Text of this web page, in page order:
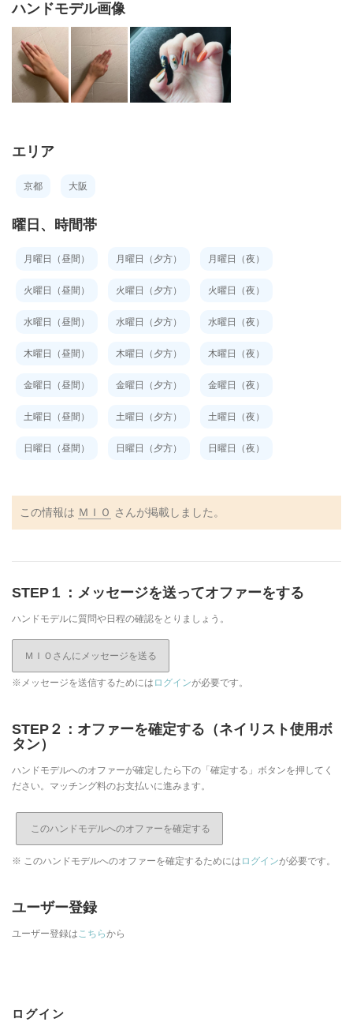
ハンドモデル画像
エリア
京都 大阪
曜日、時間帯
月曜日（昼間） 月曜日（夕方） 月曜日（夜）
火曜日（昼間） 火曜日（夕方） 火曜日（夜）
水曜日（昼間） 水曜日（夕方） 水曜日（夜）
木曜日（昼間） 木曜日（夕方） 木曜日（夜）
金曜日（昼間） 金曜日（夕方） 金曜日（夜）
土曜日（昼間） 土曜日（夕方） 土曜日（夜）
日曜日（昼間） 日曜日（夕方） 日曜日（夜）
この情報は ＭＩＯ さんが掲載しました。
STEP１：メッセージを送ってオファーをする
ハンドモデルに質問や日程の確認をとりましょう。
ＭＩＯさんにメッセージを送る
※メッセージを送信するためには ログインが必要です。
STEP２：オファーを確定する（ネイリスト使用ボ
タン）
ハンドモデルへのオファーが確定したら下の「確定する」ボタンを押してく
ださい。マッチング料のお支払いに進みます。
※ このハンドモデルへのオファーを確定するためには ログインが必要です。
ユーザー登録
ユーザー登録はこちらから
ログイン